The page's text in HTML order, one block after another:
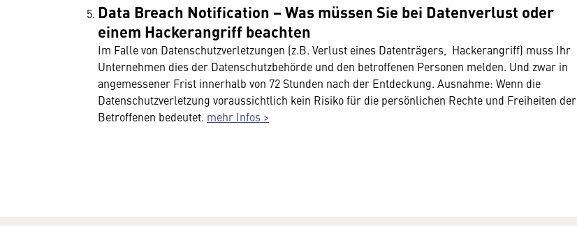
Data Breach Notification – Was müssen Sie bei Datenverlust oder
einem Hackerangriff beachten
Im Falle von Datenschutzverletzungen (z.B. Verlust eines Datenträgers, Hackerangriff) muss Ihr
Unternehmen dies der Datenschutzbehörde und den betroffenen Personen melden. Und zwar in
angemessener Frist innerhalb von 72 Stunden nach der Entdeckung. Ausnahme: Wenn die
Datenschutzverletzung voraussichtlich kein Risiko für die persönlichen Rechte und Freiheiten der
Betroffenen bedeutet. mehr Infos >